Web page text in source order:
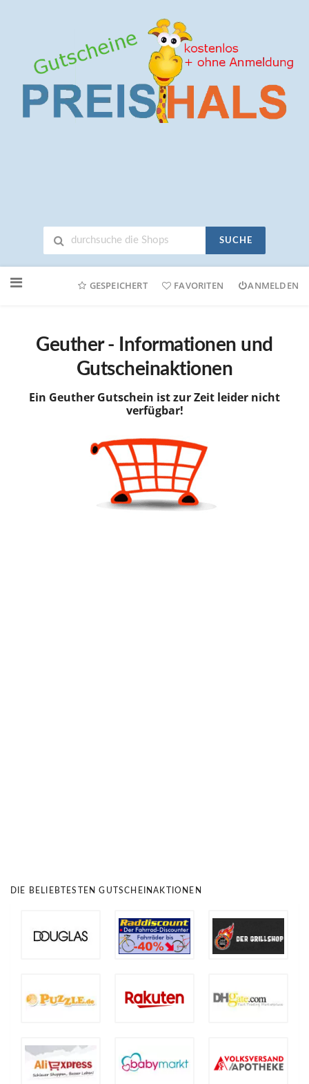
SUCHE
Online-
GESPEICHERT FAVORITEN ANMELDEN
Geuther - Informationen und
Gutscheinaktionen
Ein Geuther Gutschein ist zur Zeit leider nicht
verfügbar!
DIE BELIEBTESTEN GUTSCHEINAKTIONEN